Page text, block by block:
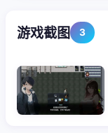
游戏截图 3